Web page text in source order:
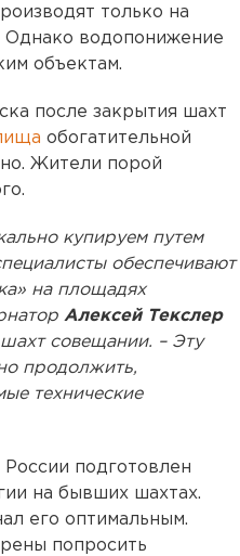
только на
Однако водопонижение
объектам.
после закрытия шахт
обогатительной
Жители порой
купируем путем
обеспечивают
на площадях
Алексей Текслер
совещании. – Эту
продолжить,
технические
подготовлен
на бывших шахтах.
его оптимальным.
попросить